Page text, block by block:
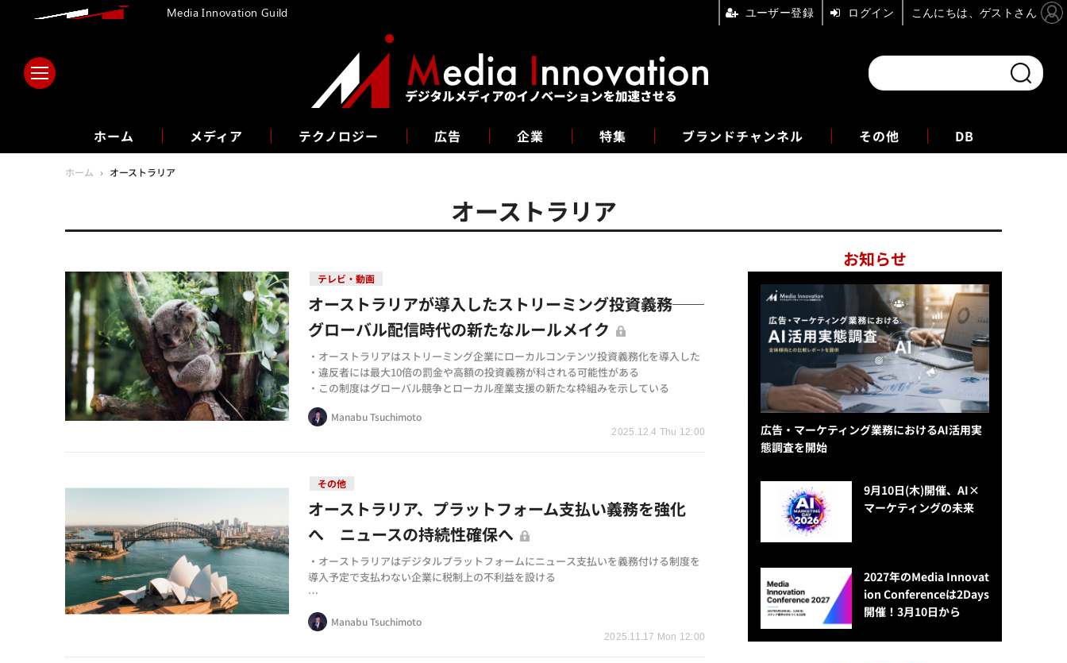
ホーム メディア テクノロジー 広告 企業 特集 ブランドチャンネル
フォーエム その他 DB
ホーム › オーストラリア
オーストラリア
テレビ・動画
2025.12.4 Thu 12:00
オーストラリアが導入したストリーミング投資義務──
グローバル配信時代の新たなルールメイク
・オーストラリアはストリーミング企業にローカルコンテンツ投資義務化を導入した
・違反者には最大10倍の罰金や高額の投資義務が科される可能性がある
・この制度はグローバル競争とローカル産業支援の新たな枠組みを示している
Manabu Tsuchimoto
その他
2025.11.17 Mon 12:00
オーストラリア、プラットフォーム支払い義務を強化
へ ニュースの持続性確保へ
・オーストラリアはデジタルプラットフォームにニュース支払いを義務付ける制度を
導入予定で支払わない企業に税制上の不利益を設ける
・新制度は逃げ道をなくし、資金分配や税控除を通じてローカルメディアの支援と巨
大企業への圧力を両立
Manabu Tsuchimoto
お知らせ
広告・マーケティング業務におけるAI活用実
態調査を開始
9月10日(木)開催、AI×
マーケティングの未来
2027年のMedia Innovat
ion Conferenceは2Days
開催！3月10日から
Media Innovation Guild ユーザー登録 ログイン こんにちは、ゲストさん